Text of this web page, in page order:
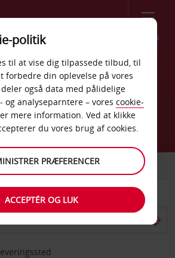
Menu
Lufthavn
VAREVOGN
politik
til at vise dig tilpassede tilbud, til
forbedre din oplevelse på vores
også data med pålidelige
og analyseparntere – vores cookie-
mere information. Ved at klikke
du vores brug af cookies.
PRÆFERENCER
ACCEPTÉR OG LUK